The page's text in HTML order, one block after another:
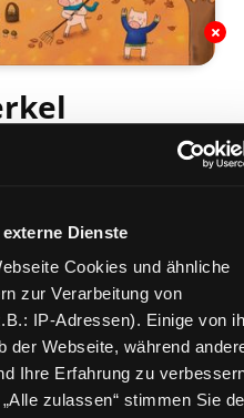
Dienste
Cookies und ähnliche
zur Verarbeitung von
IP-Adressen). Einige von
der Webseite, während
Ihre Erfahrung zu
zulassen“ stimmen Sie
ausblenden